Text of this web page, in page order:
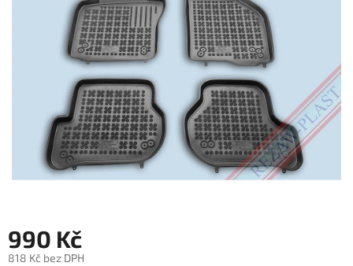
hvězdiček.
990 Kč
818 Kč bez DPH